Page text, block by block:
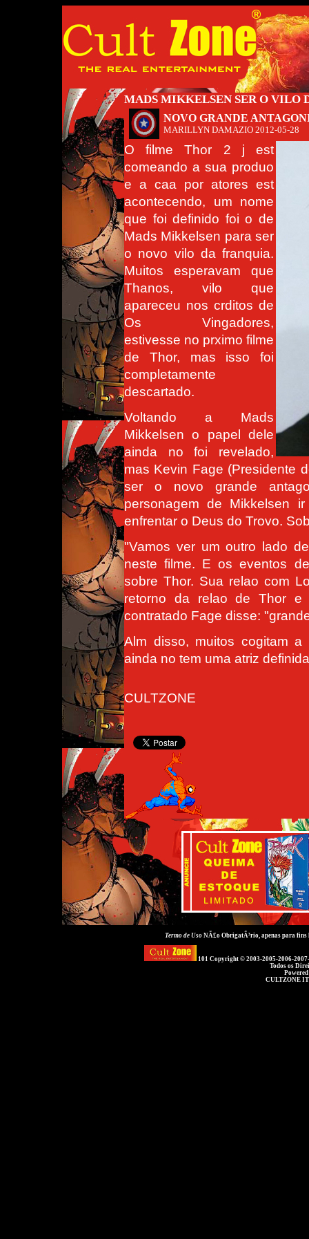
MADS MIKKELSEN SER O VILO
NOVO GRANDE
MARILLYN DAMAZIO 2012-05-28
O filme Thor 2 j est
comeando a sua produo
e a caa por atores est
acontecendo, um nome
que foi definido foi o de
Mads Mikkelsen para ser
o novo vilo da franquia.
Muitos esperavam que
Thanos, vilo que
apareceu nos crditos de
Os Vingadores,
estivesse no prximo filme
de Thor, mas isso foi
completamente
descartado.
Voltando a Mads
Mikkelsen o papel dele
ainda no foi revelado,
mas Kevin Fage (Presidente
ser o novo grande
personagem de Mikkelsen
enfrentar o Deus do Trovo.
"Vamos ver um outro lado
neste filme. E os eventos
sobre Thor. Sua relao com
retorno da relao de Thor
contratado Fage disse:
Alm disso, muitos cogitam
ainda no tem uma atriz
CULTZONE
Termo de UsoNÃ£o ObrigatÃ³rio, apenas para
101 Copyright © 2003-2005-2006-
Todos os
CULTZONE